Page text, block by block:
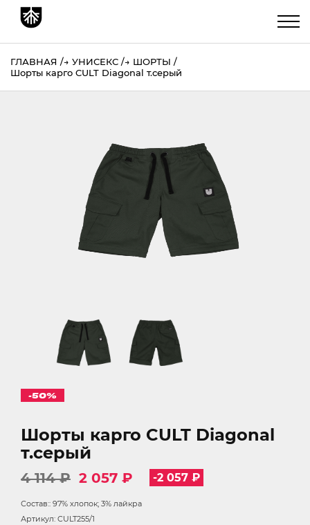
ГЛАВНАЯ → УНИСЕКС → ШОРТЫ
Шорты карго CULT Diagonal т.серый
-50%
Шорты карго CULT Diagonal
т.серый
4 114 ₽ 2 057 ₽ -2 057 ₽
Состав:: 97% хлопок; 3% лайкра
Артикул: CULT255/1